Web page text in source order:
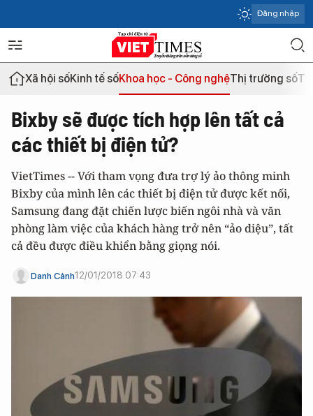
Đăng nhập
Xã hội sốKinh tế sốKhoa học - Công nghệThị trường số
Bixby sẽ được tích hợp lên tất cả
các thiết bị điện tử?
VietTimes -- Với tham vọng đưa trợ lý ảo thông minh
Bixby của mình lên các thiết bị điện tử được kết nối,
Samsung đang đặt chiến lược biến ngôi nhà và văn
phòng làm việc của khách hàng trở nên “ảo diệu”, tất
cả đều được điều khiển bằng giọng nói.
Danh Cảnh12/01/2018 07:43